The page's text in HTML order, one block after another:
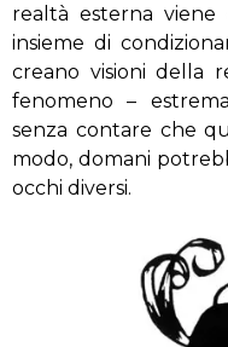
realtà esterna
insieme di
creano visioni della
fenomeno –
senza contare che
modo, domani
occhi diversi.